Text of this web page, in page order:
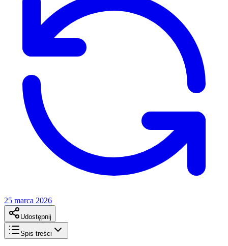
25 marca 2026
Udostępnij
Spis treści